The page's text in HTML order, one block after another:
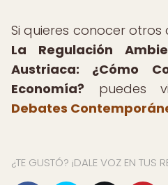
Si quieres conocer
La Regulación
Austriaca: ¿Cómo
Economía? puedes
Debates
¿TE GUSTÓ? ¡DALE VOZ EN TUS